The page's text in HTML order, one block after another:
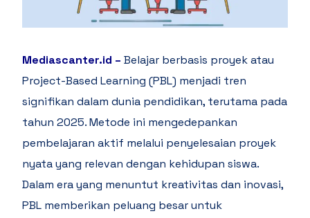
Mediascanter.id – Belajar berbasis proyek atau
Project-Based Learning (PBL) menjadi tren
signifikan dalam dunia pendidikan, terutama pada
tahun 2025. Metode ini mengedepankan
pembelajaran aktif melalui penyelesaian proyek
nyata yang relevan dengan kehidupan siswa.
Dalam era yang menuntut kreativitas dan inovasi,
PBL memberikan peluang besar untuk